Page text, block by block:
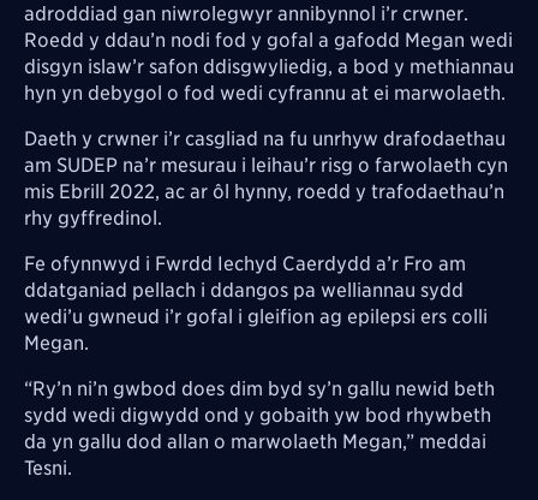
adroddiad gan niwrolegwyr annibynnol i’r crwner.
Roedd y ddau’n nodi fod y gofal a gafodd Megan wedi
disgyn islaw’r safon ddisgwyliedig, a bod y methiannau
hyn yn debygol o fod wedi cyfrannu at ei marwolaeth.
Daeth y crwner i’r casgliad na fu unrhyw drafodaethau
am SUDEP na’r mesurau i leihau’r risg o farwolaeth cyn
mis Ebrill 2022, ac ar ôl hynny, roedd y trafodaethau’n
rhy gyffredinol.
Fe ofynnwyd i Fwrdd Iechyd Caerdydd a’r Fro am
ddatganiad pellach i ddangos pa welliannau sydd
wedi’u gwneud i’r gofal i gleifion ag epilepsi ers colli
Megan.
“Ry’n ni’n gwbod does dim byd sy’n gallu newid beth
sydd wedi digwydd ond y gobaith yw bod rhywbeth
da yn gallu dod allan o marwolaeth Megan,” meddai
Tesni.